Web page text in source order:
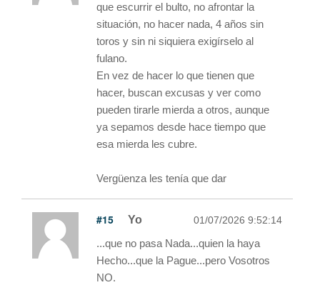
que escurrir el bulto, no afrontar la
situación, no hacer nada, 4 años sin
toros y sin ni siquiera exigírselo al
fulano.
En vez de hacer lo que tienen que
hacer, buscan excusas y ver como
pueden tirarle mierda a otros, aunque
ya sepamos desde hace tiempo que
esa mierda les cubre.
Vergüenza les tenía que dar
#15 Yo 01/07/2026 9:52:14
...que no pasa Nada...quien la haya
Hecho...que la Pague...pero Vosotros
NO.